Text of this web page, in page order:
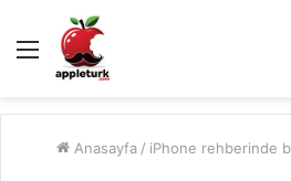
Menü
Anasayfa / iPhone rehberinde